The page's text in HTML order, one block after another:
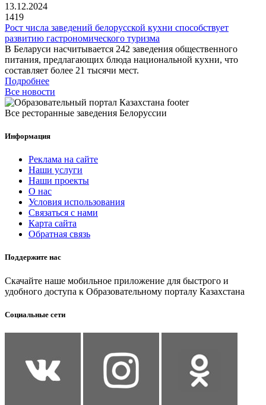
13.12.2024
1419
Рост числа заведений белорусской кухни способствует
развитию гастрономического туризма
В Беларуси насчитывается 242 заведения общественного
питания, предлагающих блюда национальной кухни, что
составляет более 21 тысячи мест.
Подробнее
Все новости
Все ресторанные заведения Белоруссии
Информация
Реклама на сайте
Наши услуги
Наши проекты
О нас
Условия использования
Связаться с нами
Карта сайта
Обратная связь
Поддержите нас
Скачайте наше мобильное приложение для быстрого и
удобного доступа к Образовательному порталу Казахстана
Социальные сети